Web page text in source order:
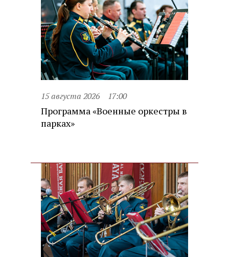
15 августа 2026 17:00
Программа «Военные оркестры в
парках»